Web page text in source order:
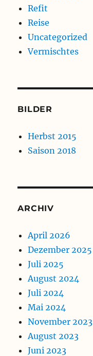
Refit
Reise
Uncategorized
Vermischtes
BILDER
Herbst 2015
Saison 2018
ARCHIV
April 2026
Dezember 2025
Juli 2025
August 2024
Juli 2024
Mai 2024
November 2023
August 2023
Juni 2023